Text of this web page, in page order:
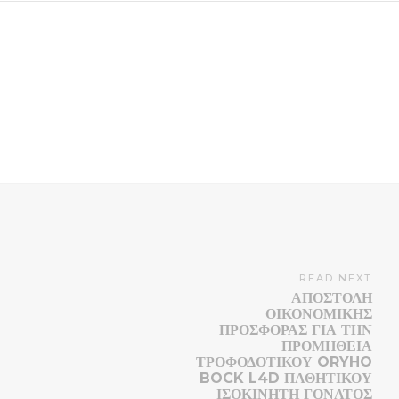
READ NEXT
ΑΠΟΣΤΟΛΉ
ΟΙΚΟΝΟΜΙΚΉΣ
ΠΡΟΣΦΟΡΆΣ ΓΙΑ ΤΗΝ
ΠΡΟΜΉΘΕΙΑ
ΤΡΟΦΟΔΟΤΙΚΟΎ ORYHO
BOCK L4D ΠΑΘΗΤΙΚΟΎ
ΙΣΟΚΙΝΗΤΉ ΓΌΝΑΤΟΣ